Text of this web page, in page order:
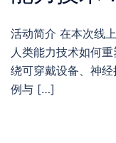
活动简介 在本次线
人类能力技术如何
绕可穿戴设备、神
例与 […]